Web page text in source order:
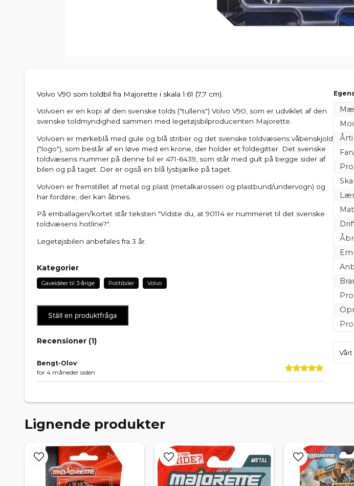
Volvo V90 som toldbil fra Majorette i skala 1:61 (7,7 cm).
Volvoen er en kopi af den svenske tolds ("tullens") Volvo V90, som er udviklet af den
svenske toldmyndighed sammen med legetøjsbilproducenten Majorette.
Volvoen er mørkeblå med gule og blå striber og det svenske toldvæsens våbenskjold
("logo"), som består af en løve med en krone, der holder et foldegitter. Det svenske
toldvæsens nummer på denne bil er 471-6439, som står med gult på begge sider af
bilen og på taget. Der er også en blå lysbjælke på taget.
Volvoen er fremstillet af metal og plast (metalkarosseri og plastbund/undervogn) og
har fordøre, der kan åbnes.
På emballagen/kortet står teksten "Vidste du, at 90114 er nummeret til det svenske
toldvæsens hotline?".
Legetøjsbilen anbefales fra 3 år.
Kategorier
Gaveidéer til 3-årige Politibiler Volvo
Ställ en produktfråga
Recensioner (1)
Bengt-Olov
for 4 måneder siden
Årti
Lignende produkter